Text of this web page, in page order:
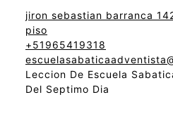
jiron sebastian barranca
piso
+51965419318
Leccion De Escuela
Del Septimo Dia